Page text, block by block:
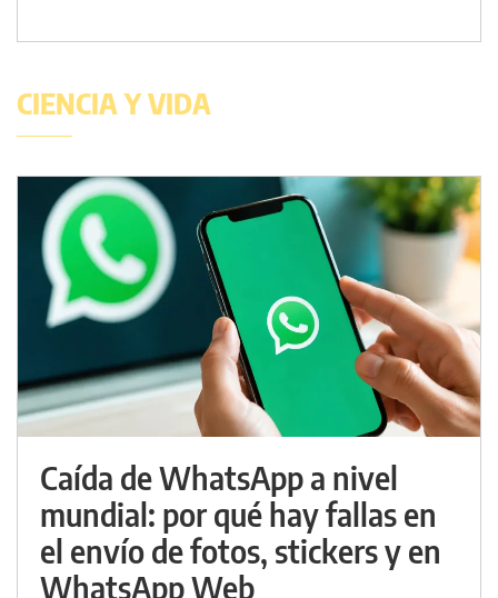
CIENCIA Y VIDA
Caída de WhatsApp a nivel
mundial: por qué hay fallas en
el envío de fotos, stickers y en
WhatsApp Web